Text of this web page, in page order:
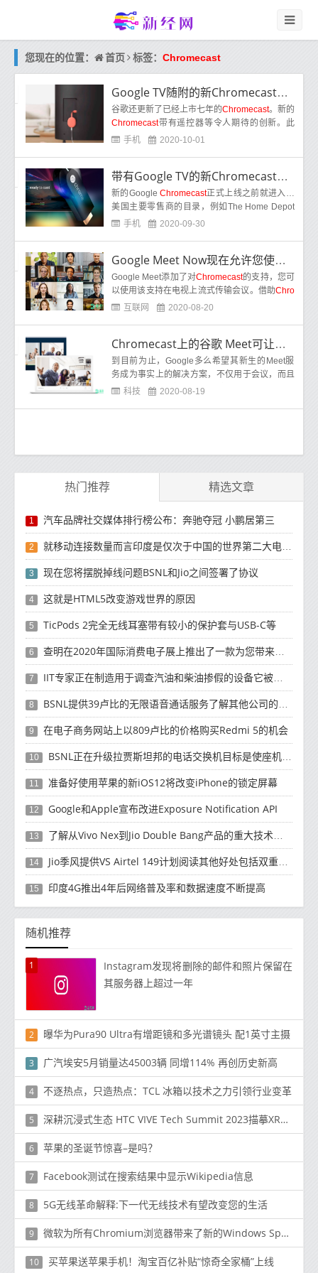
您现在的位置： 首页 标签： Chromecast
Google TV随附的新Chromecast正式发布
谷歌还更新了已经上市七年的Chromecast。新的
Chromecast带有遥控器等令人期待的创新。此
外，Google宣布新的 Chromecast
手机 2020-10-01
带有Google TV的新Chromecast售价50美元
新的GoogleChromecast正式上线之前就进入了
美国主要零售商的目录，例如The Home Depot
和Walmart，该目录定于本周三（30）在Google
手机 2020-09-30
Google Meet Now现在允许您使用Chromecast主持会议
Google Meet添加了对Chromecast的支持，您可
以使用该支持在电视上流式传输会议。借助Chro
mecast支持，您将能够在大屏幕上进行会议，与
互联网 2020-08-20
Chromecast上的谷歌 Meet可让您使用大屏幕电视
到目前为止，Google多么希望其新生的Meet服
务成为事实上的解决方案，不仅用于会议，而且
还可以用于任何视频通信(包括个人通信)，这已
科技 2020-08-19
热门推荐 精选文章
1 汽车品牌社交媒体排行榜公布：奔驰夺冠 小鹏居第三
2 就移动连接数量而言印度是仅次于中国的世界第二大电信市场
3 现在您将摆脱掉线问题BSNL和Jio之间签署了协议
4 这就是HTML5改变游戏世界的原因
5 TicPods 2完全无线耳塞带有较小的保护套与USB-C等
6 查明在2020年国际消费电子展上推出了一款为您带来厕纸的机器人
7 IIT专家正在制造用于调查汽油和柴油掺假的设备它被称为Fuel Quantifier Advance
8 BSNL提供39卢比的无限语音通话服务了解其他公司的便宜套餐
9 在电子商务网站上以809卢比的价格购买Redmi 5的机会
10 BSNL正在升级拉贾斯坦邦的电话交换机目标是使座机像智能手机一样工作
11 准备好使用苹果的新iOS12将改变iPhone的锁定屏幕
12 Google和Apple宣布改进Exposure Notification API
13 了解从Vivo Nex到Jio Double Bang产品的重大技术更新
14 Jio季风提供VS Airtel 149计划阅读其他好处包括双重数据
15 印度4G推出4年后网络普及率和数据速度不断提高
随机推荐
1
Instagram发现将删除的邮件和照片保留在
其服务器上超过一年
2 曝华为Pura90 Ultra有增距镜和多光谱镜头 配1英寸主摄
3 广汽埃安5月销量达45003辆 同增114% 再创历史新高
4 不逐热点，只造热点：TCL 冰箱以技术之力引领行业变革
5 深耕沉浸式生态 HTC VIVE Tech Summit 2023描摹XR行业新未来
6 苹果的圣诞节惊喜–是吗？
7 Facebook测试在搜索结果中显示Wikipedia信息
8 5G无线革命解释:下一代无线技术有望改变您的生活
9 微软为所有Chromium浏览器带来了新的Windows Spellcheck
10 买苹果送苹果手机！淘宝百亿补贴“惊奇全家桶”上线